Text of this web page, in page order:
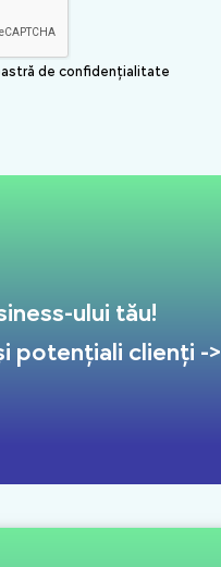
de confidențialitate
ului tău!
potențiali clienți ->